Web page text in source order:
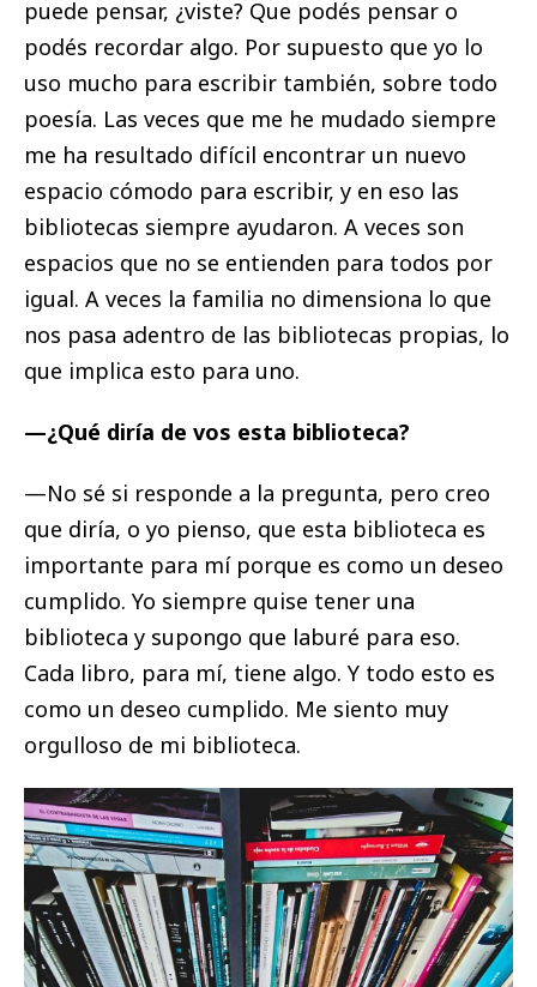
puede pensar, ¿viste? Que podés pensar o
podés recordar algo. Por supuesto que yo lo
uso mucho para escribir también, sobre todo
poesía. Las veces que me he mudado siempre
me ha resultado difícil encontrar un nuevo
espacio cómodo para escribir, y en eso las
bibliotecas siempre ayudaron. A veces son
espacios que no se entienden para todos por
igual. A veces la familia no dimensiona lo que
nos pasa adentro de las bibliotecas propias, lo
que implica esto para uno.
—¿Qué diría de vos esta biblioteca?
—No sé si responde a la pregunta, pero creo
que diría, o yo pienso, que esta biblioteca es
importante para mí porque es como un deseo
cumplido. Yo siempre quise tener una
biblioteca y supongo que laburé para eso.
Cada libro, para mí, tiene algo. Y todo esto es
como un deseo cumplido. Me siento muy
orgulloso de mi biblioteca.